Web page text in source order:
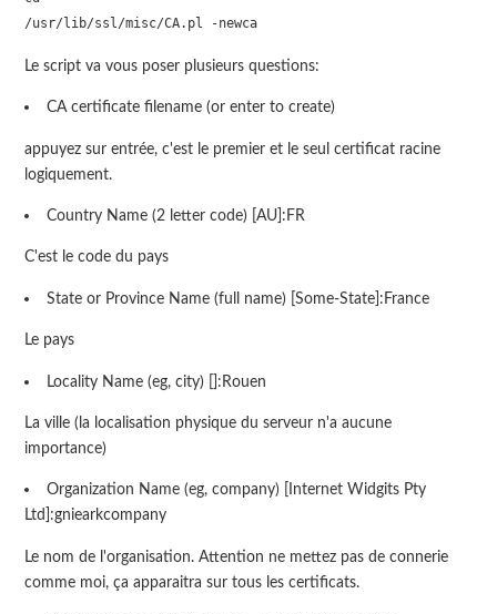
/usr/lib/ssl/misc/CA.pl -newca
Le script va vous poser plusieurs questions:
CA certificate filename (or enter to create)
appuyez sur entrée, c'est le premier et le seul certificat racine
logiquement.
Country Name (2 letter code) [AU]:FR
C'est le code du pays
State or Province Name (full name) [Some-State]:France
Le pays
Locality Name (eg, city) []:Rouen
La ville (la localisation physique du serveur n'a aucune
importance)
Organization Name (eg, company) [Internet Widgits Pty
Ltd]:gniearkcompany
Le nom de l'organisation. Attention ne mettez pas de connerie
comme moi, ça apparaitra sur tous les certificats.